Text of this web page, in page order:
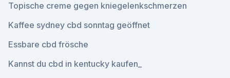
Topische creme gegen kniegelenkschmerzen
Kaffee sydney cbd sonntag geöffnet
Essbare cbd frösche
Kannst du cbd in kentucky kaufen_